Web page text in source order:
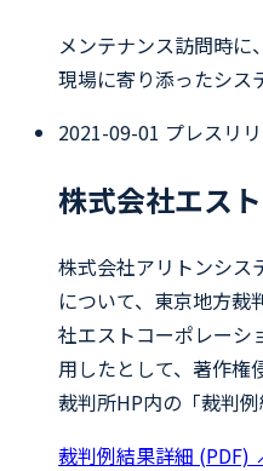
メンテナンス訪問時
現場に寄り添ったシス
2021-09-01 プレスリ
株式会社エス
株式会社アリトンシス
について、東京地方裁
社エストコーポレーシ
用したとして、著作権
裁判所HP内の「裁判例
裁判例結果詳細 (PDF)